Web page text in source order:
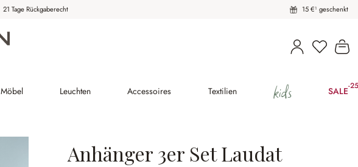
21 Tage Rückgaberecht 15 €¹ geschenkt
Du hast
Möbel Leuchten Accessoires Textilien kids SALE-
Anhänger 3er Set Laudat